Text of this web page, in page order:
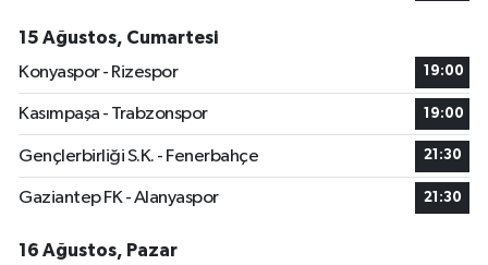
15 Ağustos, Cumartesi
Konyaspor - Rizespor
19:00
Kasımpaşa - Trabzonspor 19:00
Gençlerbirliği S.K. - Fenerbahçe 21:30
Gaziantep FK - Alanyaspor 21:30
16 Ağustos, Pazar